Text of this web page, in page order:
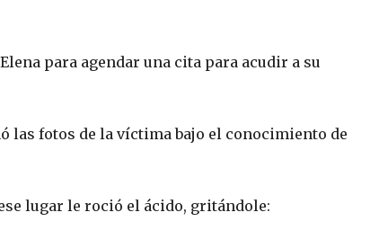
para agendar una cita para acudir a su
las fotos de la víctima bajo el conocimiento de
lugar le roció el ácido, gritándole: